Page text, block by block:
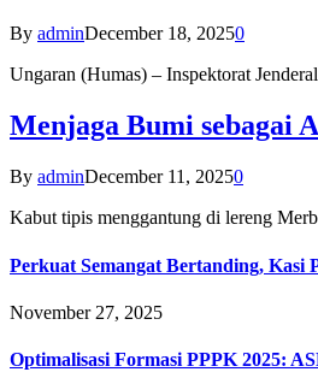
By adminDecember 18, 20250
Ungaran (Humas) – Inspektorat
Menjaga Bumi sebagai
By adminDecember 11, 20250
Kabut tipis menggantung di lereng
Perkuat Semangat Bertanding, Kasi
November 27, 2025
Optimalisasi Formasi PPPK 2025: